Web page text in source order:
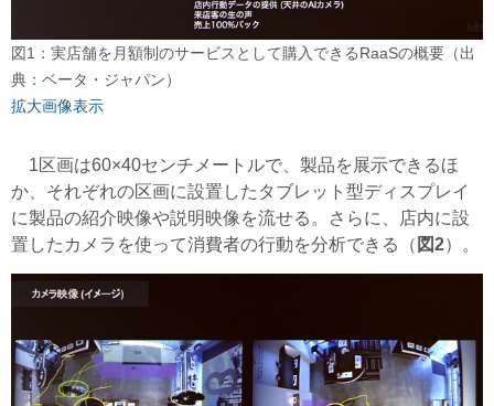
図1：実店舗を月額制のサービスとして購入できるRaaSの概要（出
典：ベータ・ジャパン）
拡大画像表示
1区画は60×40センチメートルで、製品を展示できるほ
か、それぞれの区画に設置したタブレット型ディスプレイ
に製品の紹介映像や説明映像を流せる。さらに、店内に設
置したカメラを使って消費者の行動を分析できる（ 図2）。